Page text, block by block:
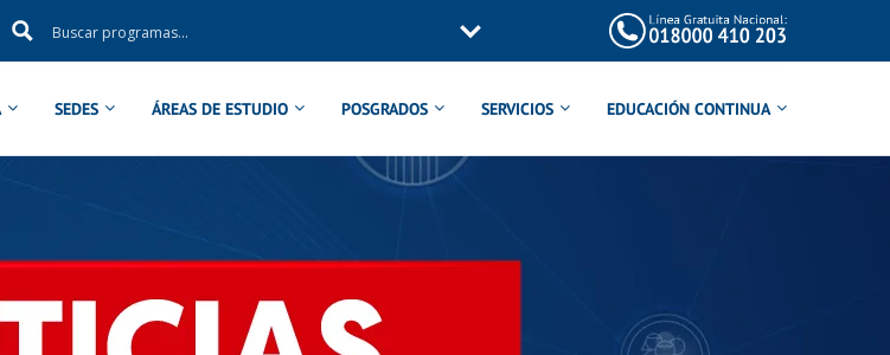
SEDES ÁREAS DE ESTUDIO POSGRADOS SERVICIOS EDUCACIÓN CONTINUA